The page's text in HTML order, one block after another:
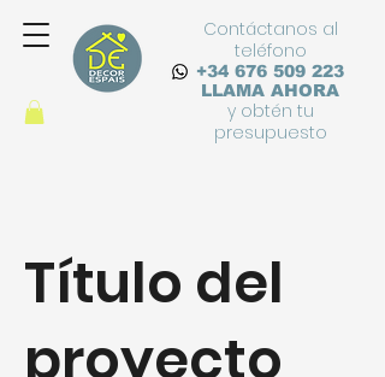
Contáctanos al
teléfono
+34 676 509 223
LLAMA AHORA
y obtén tu
presupuesto
Título del
proyecto